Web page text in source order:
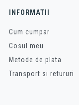
INFORMATII
Cum cumpar
Cosul meu
Metode de plata
Transport si retururi